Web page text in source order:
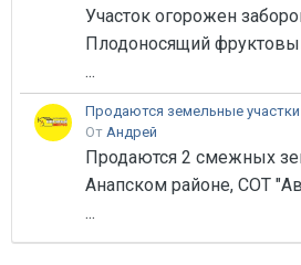
Участок огорожен
Плодоносящий
...
Продаются земельные
От Андрей
Продаются 2 смежных
Анапском районе, СОТ
...